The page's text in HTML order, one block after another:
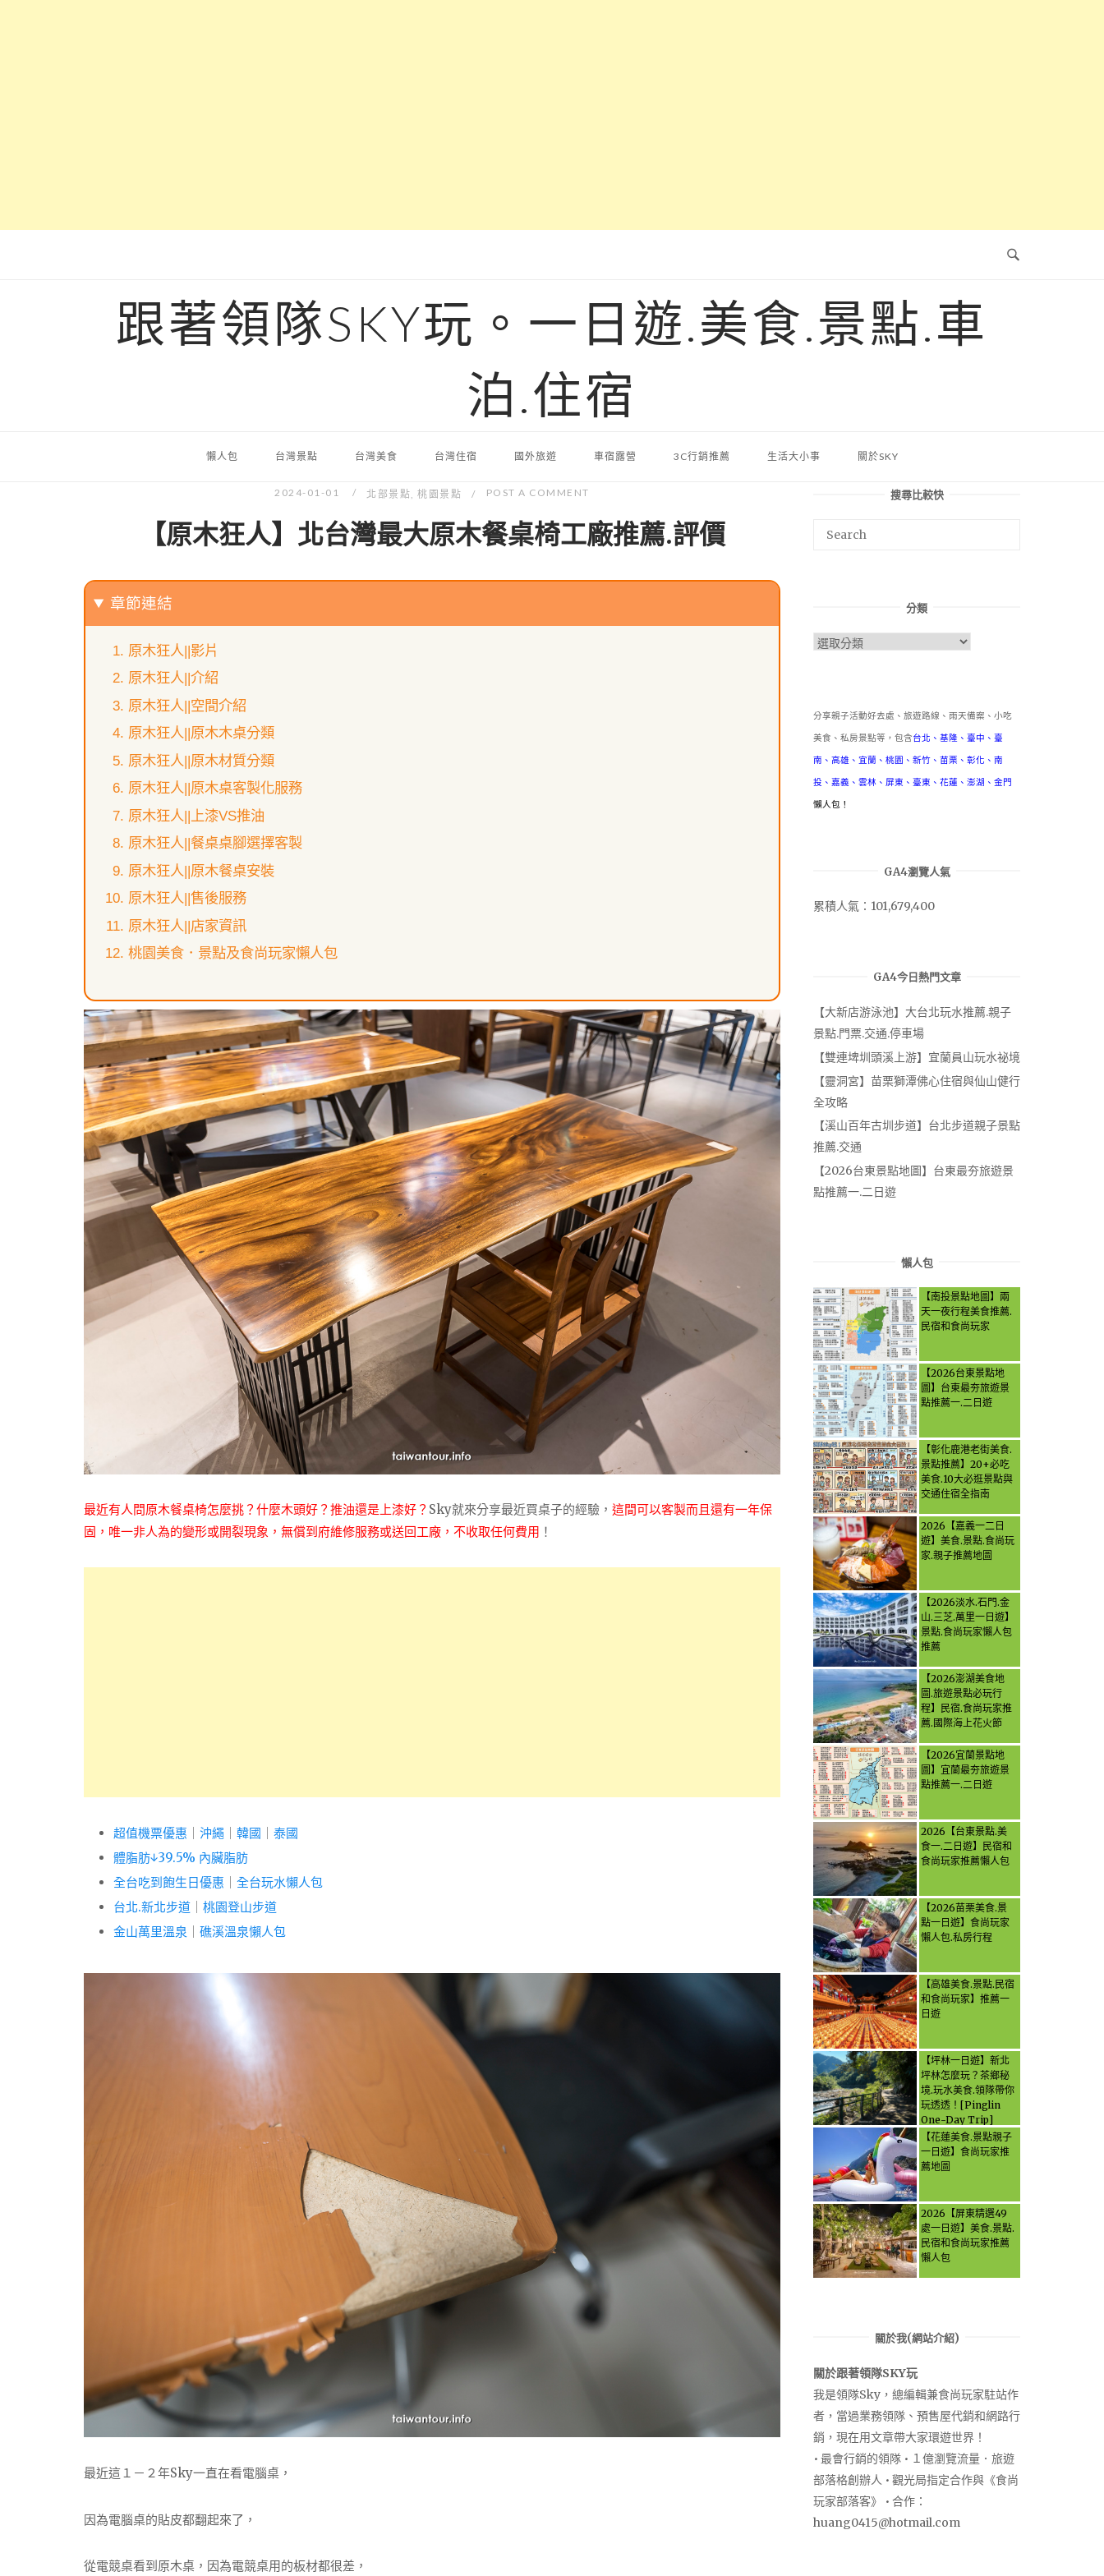
跟著領隊SKY玩。一日遊.美食.景點.車
泊.住宿
懶人包 台灣景點 台灣美食 台灣住宿 國外旅遊 車宿露營 3C行銷推薦 生活大小事 關於SKY
2024-01-01 北部景點,桃園景點 POST A COMMENT
【原木狂人】北台灣最大原木餐桌椅工廠推薦.評價
章節連結
原木狂人||影片
原木狂人||介紹
原木狂人||空間介紹
原木狂人||原木木桌分類
原木狂人||原木材質分類
原木狂人||原木桌客製化服務
原木狂人||上漆VS推油
原木狂人||餐桌桌腳選擇客製
原木狂人||原木餐桌安裝
原木狂人||售後服務
原木狂人||店家資訊
桃園美食．景點及食尚玩家懶人包
最近有人問原木餐桌椅怎麼挑？什麼木頭好？推油還是上漆好？ Sky就來分享最近買桌子的經驗， 這間可以客製而且還有一年保
固，唯一非人為的變形或開裂現象， 無償到府維修服務或送回工廠，不收取任何費用 ！
超值機票優惠 沖繩 韓國
泰國
體脂肪↓39.5% 內臟脂肪
全台吃到飽生日優惠
全台玩水懶人包
台北.新北步道
桃園登山步道
金山萬里溫泉
礁溪溫泉懶人包
最近這１－２年Sky一直在看電腦桌，
因為電腦桌的貼皮都翻起來了，
從電競桌看到原木桌，因為電競桌用的板材都很差，
搜尋比較快
分類
分
分享親子活動好去處、旅遊路線、雨天備案、小吃
美食、私房景點等，包含台北 、 基隆 、 臺中 、 臺
南 、 高雄 、 宜蘭 、 桃園 、 新竹 、 苗栗 、 彰化 、 南
投 、 嘉義 、 雲林 、 屏東 、 臺東 、 花蓮 、 澎湖 、 金門
懶人包！
GA4瀏覽人氣
累積人氣：101,679,400
GA4今日熱門文章
【大新店游泳池】大台北玩水推薦.親子
景點.門票.交通.停車場
【雙連埤圳頭溪上游】宜蘭員山玩水祕境
【靈洞宮】苗栗獅潭佛心住宿與仙山健行
全攻略
【溪山百年古圳步道】台北步道親子景點
推薦.交通
【2026台東景點地圖】台東最夯旅遊景
點推薦一.二日遊
懶人包
【南投景點地圖】兩
天一夜行程美食推薦.
民宿和食尚玩家
【2026台東景點地
圖】台東最夯旅遊景
點推薦一.二日遊
【彰化鹿港老街美食.
景點推薦】20+必吃
美食.10大必逛景點與
交通住宿全指南
2026【嘉義一二日
遊】美食.景點.食尚玩
家.親子推薦地圖
【2026淡水.石門.金
山.三芝.萬里一日遊】
景點.食尚玩家懶人包
推薦
【2026澎湖美食地
圖.旅遊景點必玩行
程】民宿.食尚玩家推
薦.國際海上花火節
【2026宜蘭景點地
圖】宜蘭最夯旅遊景
點推薦一.二日遊
2026【台東景點.美
食一.二日遊】民宿和
食尚玩家推薦懶人包
【2026苗栗美食.景
點一日遊】食尚玩家
懶人包.私房行程
【高雄美食.景點.民宿
和食尚玩家】推薦一
日遊
【坪林一日遊】新北
坪林怎麼玩？茶鄉秘
境.玩水美食.領隊帶你
玩透透！[Pinglin
One-Day Trip]
How to explore
Pinglin, New
Taipei? Tea Village
Let the guide take
you through it all!
【花蓮美食.景點親子
一日遊】食尚玩家推
薦地圖
2026【屏東精選49
處一日遊】美食.景點.
民宿和食尚玩家推薦
懶人包
關於我(網站介紹)
關於跟著領隊SKY玩
我是領隊Sky，總編輯兼食尚玩家駐站作
者，當過業務領隊、預售屋代銷和網路行
銷，現在用文章帶大家環遊世界！
• 最會行銷的領隊 • １億瀏覽流量．旅遊
部落格創辦人 • 觀光局指定合作與《食尚
玩家部落客》 • 合作：
huang0415@hotmail.com